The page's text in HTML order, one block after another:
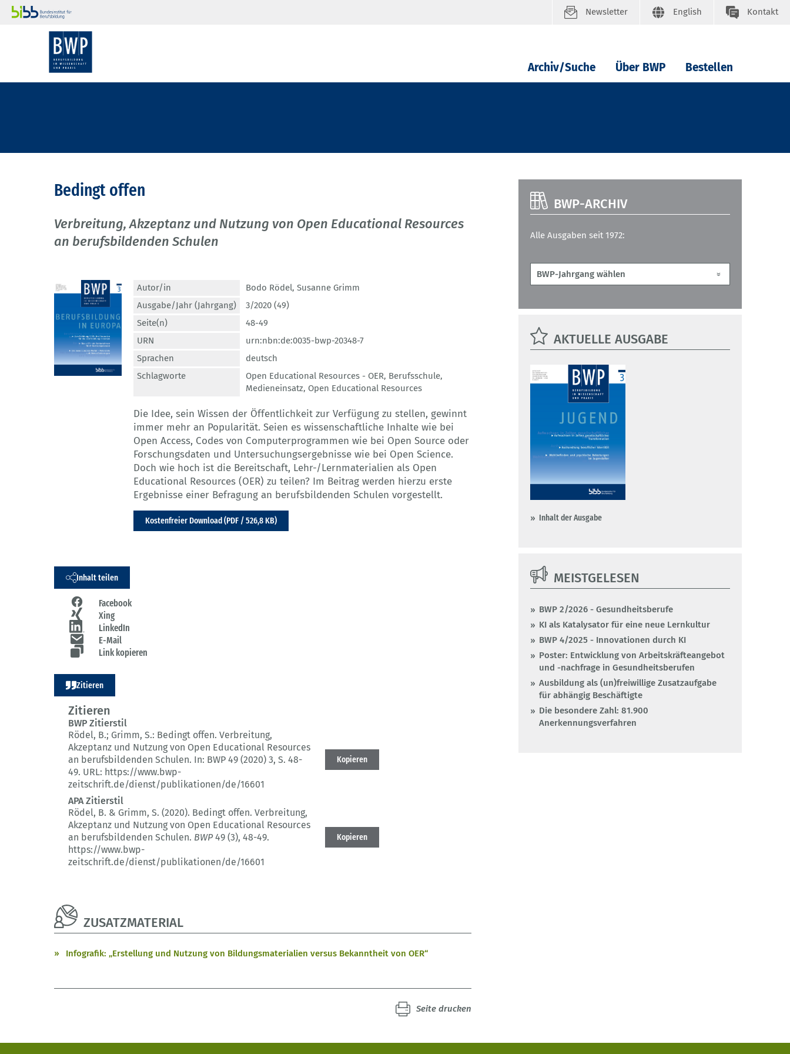
Newsletter English Kontakt
Archiv/Suche Über BWP Bestellen
Bedingt offen
Verbreitung, Akzeptanz und Nutzung von Open Educational Resources
an berufsbildenden Schulen
Autor/in Bodo Rödel, Susanne Grimm
Ausgabe/Jahr (Jahrgang)
3/2020 (49)
Seite(n)
48-49
URN
urn:nbn:de:0035-bwp-20348-7
Sprachen
deutsch
Schlagworte
Open Educational Resources - OER, Berufsschule,
Medieneinsatz, Open Educational Resources
Die Idee, sein Wissen der Öffentlichkeit zur Verfügung zu stellen, gewinnt
immer mehr an Popularität. Seien es wissenschaftliche Inhalte wie bei
Open Access, Codes von Computerprogrammen wie bei Open Source oder
Forschungsdaten und Untersuchungsergebnisse wie bei Open Science.
Doch wie hoch ist die Bereitschaft, Lehr-/Lernmaterialien als Open
Educational Resources (OER) zu teilen? Im Beitrag werden hierzu erste
Ergebnisse einer Befragung an berufsbildenden Schulen vorgestellt.
Kostenfreier Download (PDF / 526,8 KB)
Inhalt teilen
Facebook
Xing
LinkedIn
E-Mail
Link kopieren
Zitieren
Zitieren
BWP Zitierstil
Rödel, B.; Grimm, S.: Bedingt offen. Verbreitung,
Akzeptanz und Nutzung von Open Educational Resources
an berufsbildenden Schulen. In: BWP 49 (2020) 3, S. 48-
49. URL: https://www.bwp-
zeitschrift.de/dienst/publikationen/de/16601
Kopieren
APA Zitierstil
Rödel, B. & Grimm, S. (2020). Bedingt offen. Verbreitung,
Akzeptanz und Nutzung von Open Educational Resources
an berufsbildenden Schulen. BWP49 (3), 48-49.
https://www.bwp-
zeitschrift.de/dienst/publikationen/de/16601
Kopieren
ZUSATZMATERIAL
Infografik: „Erstellung und Nutzung von Bildungsmaterialien versus Bekanntheit von OER“
Seite drucken
BWP-ARCHIV
Alle Ausgaben seit 1972:
AKTUELLE AUSGABE
Inhalt der Ausgabe
MEISTGELESEN
BWP 2/2026 - Gesundheitsberufe
KI als Katalysator für eine neue Lernkultur
BWP 4/2025 - Innovationen durch KI
Poster: Entwicklung von Arbeitskräfteangebot
und -nachfrage in Gesundheitsberufen
Ausbildung als (un)freiwillige Zusatzaufgabe
für abhängig Beschäftigte
Die besondere Zahl: 81.900
Anerkennungsverfahren